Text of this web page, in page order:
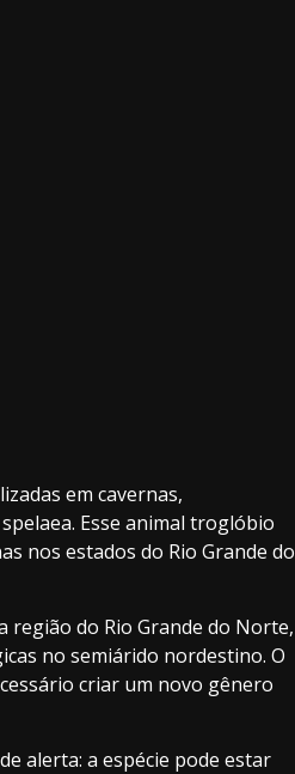
em cavernas,
Esse animal troglóbio
nos estados do Rio Grande do
região do Rio Grande do Norte,
no semiárido nordestino. O
criar um novo gênero
alerta: a espécie pode estar